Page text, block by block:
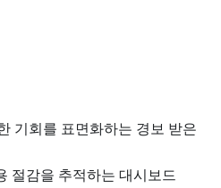
기회를 표면화하는 경보 받은
절감을 추적하는 대시보드